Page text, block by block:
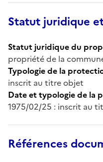
Statut juridique
Statut juridique du
propriété de la
Typologie de la
inscrit au titre objet
Date et typologie de la
1975/02/25 : inscrit au
Références